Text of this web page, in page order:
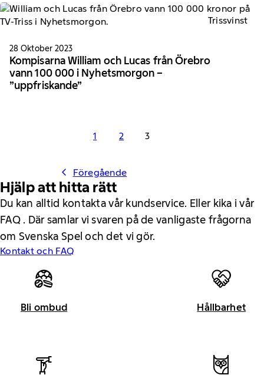
Trissvinst
28 Oktober 2023
Kompisarna William och Lucas från Örebro
vann 100 000 i Nyhetsmorgon –
”uppfriskande”
Föregående
1 2 3
Hjälp att hitta rätt
Du kan alltid kontakta vår kundservice. Eller kika i vår
FAQ . Där samlar vi svaren på de vanligaste frågorna
om Svenska Spel och det vi gör.
Kontakt och FAQ
Bli ombud Hållbarhet